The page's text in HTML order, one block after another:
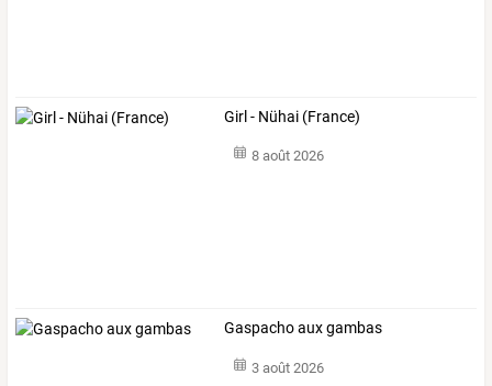
Girl - Nühai (France)
8 août 2026
Gaspacho aux gambas
3 août 2026